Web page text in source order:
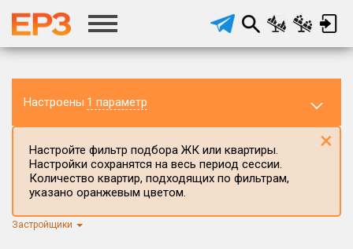
Настроены 1 параметр
Регион ЖК
Настройте фильтр подбора ЖК или квартиры.
Настройки сохранятся на весь период сессии.
Количество квартир, подходящих по фильтрам,
указано оранжевым цветом.
×
Застройщики